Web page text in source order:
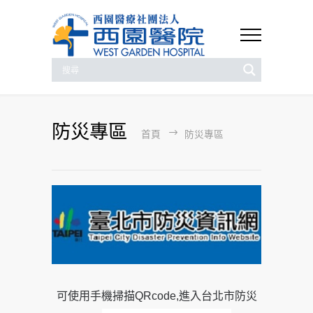
防災專區 首頁 防災專區
可使用手機掃描QRcode,進入台北市防災